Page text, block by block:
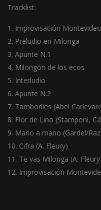
Tracklist:
Improvisación
Preludio en Milonga
Apunte N.1
Milongón de los ecos
Interludio
Apunte N.2
Tamboriles (Abel
Flor de Lino (Stamponi,
Mano a mano (Gardel/
Cifra (A. Fleury)
Te vas Milonga (A.
Improvisación